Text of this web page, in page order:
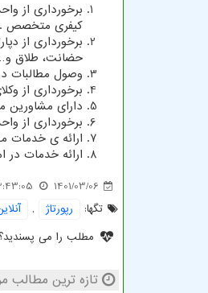
برخورداری از
کیفری متخصص .
برخورداری از
حضانت، طلاق و
وصول مطالبات
برخورداری از
دارای
برخورداری از
ارائه ی خدمات
ارائه خدمات در
1401/03/06
تگها:
رپورتاژ ,
مطلب را می
تازه ترین مطالب